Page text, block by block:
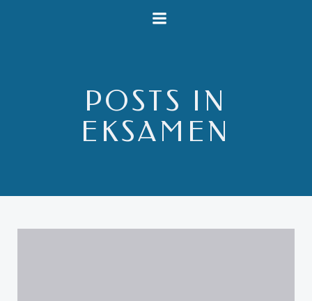
til
POSTS IN
EKSAMEN